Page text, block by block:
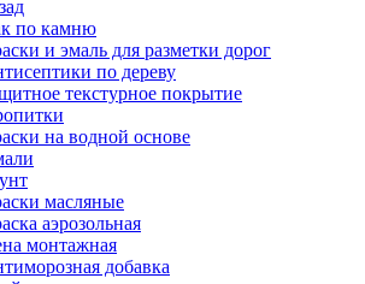
по камню
и эмаль для разметки дорог
по дереву
текстурное покрытие
на водной основе
масляные
аэрозольная
монтажная
добавка